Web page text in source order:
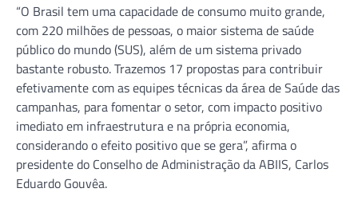
“O Brasil tem uma capacidade de consumo muito grande,
com 220 milhões de pessoas, o maior sistema de saúde
público do mundo (SUS), além de um sistema privado
bastante robusto. Trazemos 17 propostas para contribuir
efetivamente com as equipes técnicas da área de Saúde das
campanhas, para fomentar o setor, com impacto positivo
imediato em infraestrutura e na própria economia,
considerando o efeito positivo que se gera”, afirma o
presidente do Conselho de Administração da ABIIS, Carlos
Eduardo Gouvêa.